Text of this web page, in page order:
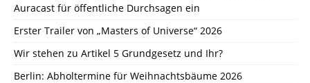
Auracast für öffentliche Durchsagen ein
Erster Trailer von „Masters of Universe“ 2026
Wir stehen zu Artikel 5 Grundgesetz und Ihr?
Berlin: Abholtermine für Weihnachtsbäume 2026